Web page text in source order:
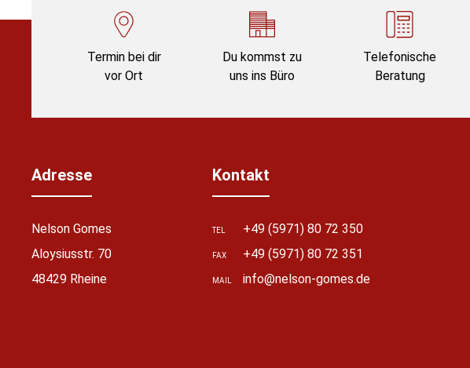
Termin bei dir
vor Ort
Du kommst zu
uns ins Büro
Telefonische
Beratung
Adresse
Nelson Gomes
Aloysiusstr. 70
48429 Rheine
Kontakt
TEL +49 (5971) 80 72 350
FAX +49 (5971) 80 72 351
MAIL info@nelson-gomes.de